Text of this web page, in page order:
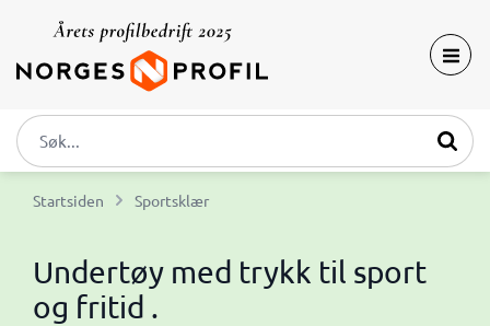
Startsiden Sportsklær
Undertøy med trykk til sport
og fritid .